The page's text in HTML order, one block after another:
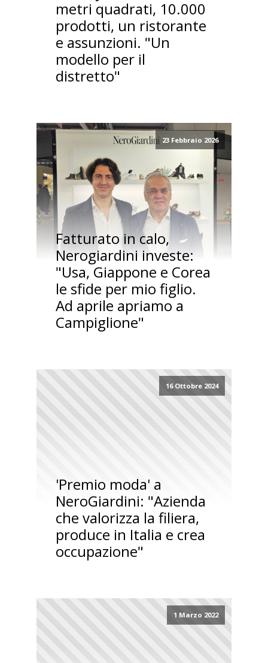
metri quadrati, 10.000
prodotti, un ristorante
e assunzioni. "Un
modello per il
distretto"
23 Febbraio 2026
Fatturato in calo,
Nerogiardini investe:
"Usa, Giappone e Corea
le sfide per mio figlio.
Ad aprile apriamo a
Campiglione"
16 Ottobre 2024
'Premio moda' a
NeroGiardini: "Azienda
che valorizza la filiera,
produce in Italia e crea
occupazione"
1 Marzo 2022